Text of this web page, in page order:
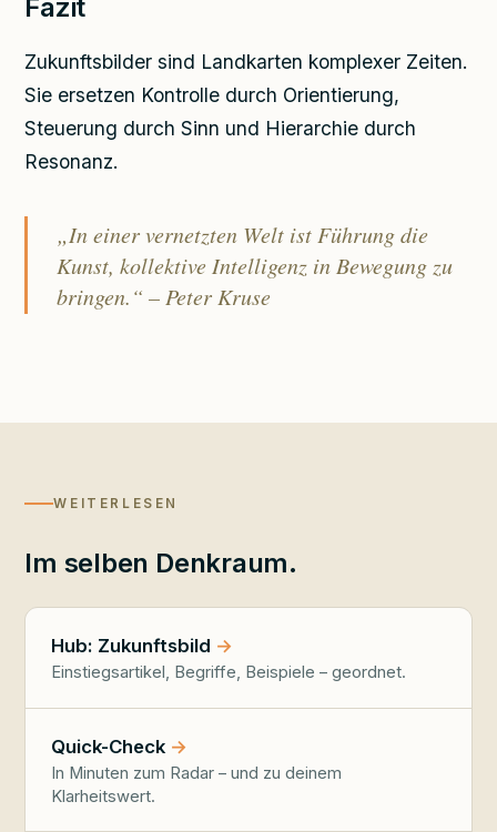
Fazit
Zukunftsbilder sind Landkarten komplexer Zeiten.
Sie ersetzen Kontrolle durch Orientierung,
Steuerung durch Sinn und Hierarchie durch
Resonanz.
„In einer vernetzten Welt ist Führung die
Kunst, kollektive Intelligenz in Bewegung zu
bringen.“ – Peter Kruse
WEITERLESEN
Im selben Denkraum.
Hub: Zukunftsbild
Einstiegsartikel, Begriffe, Beispiele – geordnet.
Quick-Check
In Minuten zum Radar – und zu deinem
Klarheitswert.